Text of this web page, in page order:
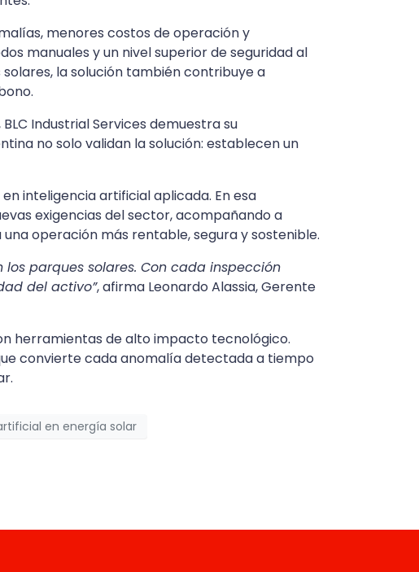
menores costos de operación y
manuales y un nivel superior de seguridad al
la solución también contribuye a
Industrial Services demuestra su
no solo validan la solución: establecen un
inteligencia artificial aplicada. En esa
exigencias del sector, acompañando a
operación más rentable, segura y sostenible.
parques solares. Con cada inspección
del activo”, afirma Leonardo Alassia, Gerente
herramientas de alto impacto tecnológico.
convierte cada anomalía detectada a tiempo
en energía solar